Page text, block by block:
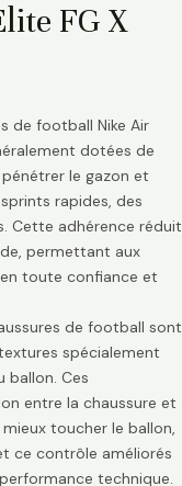
FG X
de football Nike Air
dotées de
le gazon et
rapides, des
Cette adhérence réduit
permettant aux
toute confiance et
de football sont
spécialement
ballon. Ces
entre la chaussure et
toucher le ballon,
ce contrôle améliorés
technique.